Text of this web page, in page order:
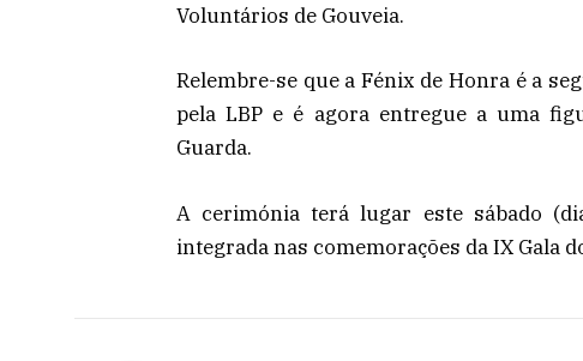
Voluntários de Gouveia.
Relembre-se que a Fénix de Honra é a
pela LBP e é agora entregue a uma
Guarda.
A cerimónia terá lugar este sábado
integrada nas comemorações da IX Gala